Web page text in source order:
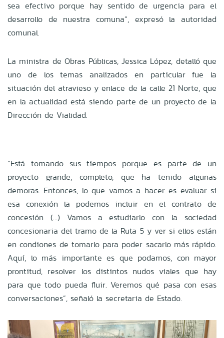
sea efectivo porque hay sentido de urgencia para el
desarrollo de nuestra comuna”, expresó la autoridad
comunal.
La ministra de Obras Públicas, Jessica López, detalló que
uno de los temas analizados en particular fue la
situación del atravieso y enlace de la calle 21 Norte, que
en la actualidad está siendo parte de un proyecto de la
Dirección de Vialidad.
“Está tomando sus tiempos porque es parte de un
proyecto grande, completo, que ha tenido algunas
demoras. Entonces, lo que vamos a hacer es evaluar si
esa conexión la podemos incluir en el contrato de
concesión (…) Vamos a estudiarlo con la sociedad
concesionaria del tramo de la Ruta 5 y ver si ellos están
en condiones de tomarlo para poder sacarlo más rápido.
Aquí, lo más importante es que podamos, con mayor
prontitud, resolver los distintos nudos viales que hay
para que todo pueda fluir. Veremos qué pasa con esas
conversaciones”, señaló la secretaria de Estado.